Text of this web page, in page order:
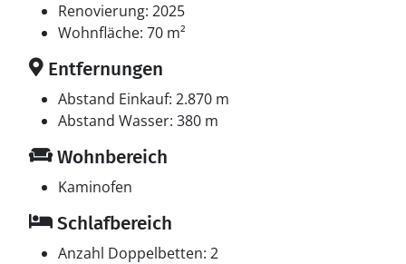
Multimedien
In der Ferienunterkunft gibt es 1 Fernseher mit Smart-
TV. 1 Chromecast. Keine Fernsehsender - nur
Streaming. Es steht kabellose Internetverbindung zur
Verfügung.
Renovierung: 2025
Wohnfläche: 70 m²
Entfernungen
Abstand Einkauf: 2.870 m
Abstand Wasser: 380 m
Wohnbereich
Kaminofen
Schlafbereich
Anzahl Doppelbetten: 2